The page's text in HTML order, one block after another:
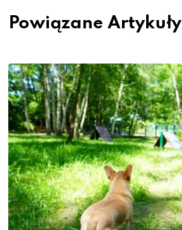
Powiązane Artykuły